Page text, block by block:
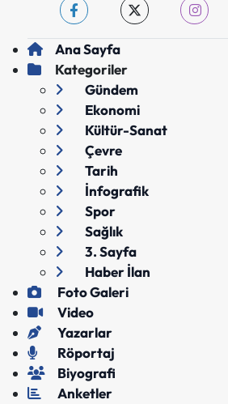
Ana Sayfa
Kategoriler
Gündem
Ekonomi
Kültür-Sanat
Çevre
Tarih
İnfografik
Spor
Sağlık
3. Sayfa
Haber İlan
Foto Galeri
Video
Yazarlar
Röportaj
Biyografi
Anketler